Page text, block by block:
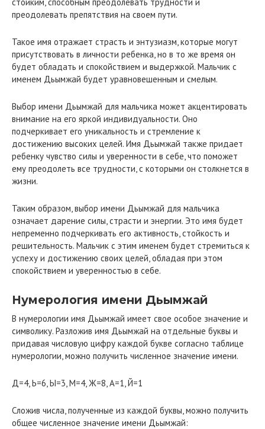
преодолевать препятствия на своем пути.
Такое имя отражает страсть и энтузиазм, которые могут
присутствовать в личности ребенка, но в то же время он
будет обладать и спокойствием и выдержкой. Мальчик с
именем Дьымжай будет уравновешенным и смелым.
Выбор имени Дьымжай для мальчика может акцентировать
внимание на его яркой индивидуальности. Оно
подчеркивает его уникальность и стремление к
достижению высоких целей. Имя Дьымжай также придает
ребенку чувство силы и уверенности в себе, что поможет
ему преодолеть все трудности, с которыми он столкнется в
жизни.
Таким образом, выбор имени Дьымжай для мальчика
означает дарение силы, страсти и энергии. Это имя будет
непременно подчеркивать его активность, стойкость и
решительность. Мальчик с этим именем будет стремиться к
успеху и достижению своих целей, обладая при этом
спокойствием и уверенностью в себе.
Нумерология имени Дьымжай
В нумерологии имя Дьымжай имеет свое особое значение и
символику. Разложив имя Дьымжай на отдельные буквы и
придавая числовую цифру каждой букве согласно таблице
нумерологии, можно получить численное значение имени.
Д=4, Ь=6, Ы=3, М=4, Ж=8, А=1, Й=1
Сложив числа, полученные из каждой буквы, можно получить
общее численное значение имени Дьымжай: